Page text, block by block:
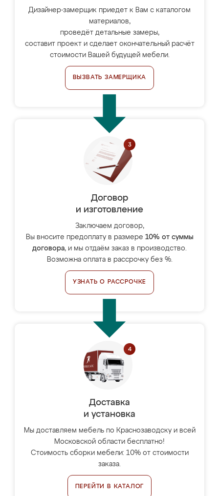
Дизайнер-замерщик приедет к Вам с каталогом
материалов,
проведёт детальные замеры,
составит проект и сделает окончательный расчёт
стоимости Вашей будущей мебели.
ВЫЗВАТЬ ЗАМЕРЩИКА
Договор
и изготовление
Заключаем договор,
Вы вносите предоплату в размере 10% от суммы
договора, и мы отдаём заказ в производство.
Возможна оплата в рассрочку без %.
УЗНАТЬ О РАССРОЧКЕ
Доставка
и установка
Мы доставляем мебель по Краснозаводску и всей
Московской области бесплатно!
Стоимость сборки мебели: 10% от стоимости
заказа.
ПЕРЕЙТИ В КАТАЛОГ